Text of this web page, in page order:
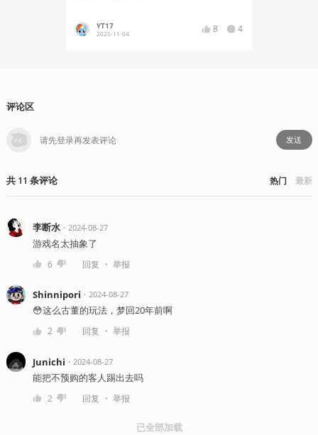
YT17
2025-11-04 8 4
评论区
发送
共 11 条评论 热门 最新
李断水・ 2024-08-27
游戏名太抽象了
6 回复 ・ 举报
Shinnipori ・ 2024-08-27
😳这么古董的玩法，梦回20年前啊
2 回复 ・ 举报
Junichi ・ 2024-08-27
能把不预购的客人踢出去吗
2 回复 ・ 举报
已全部加载